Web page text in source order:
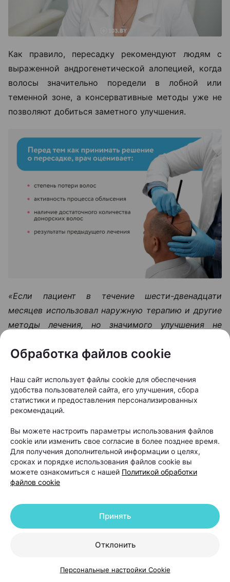
Как правило, пересадку рекомендуют людям с
выраженной андрогенетической алопецией, когда
волосы значительно поредели в лобной или
теменной зоне, а консервативные методы уже не
позволяют добиться заметного улучшения.
«Если пациент в течение шести-двенадцати
месяцев использовал наружную терапию и другие
методы лечения, но значимого улучшения не
волос как следующий этап», —объясняет Ольга
При этом важно понимать: пересадка
не устраняет причину
андрогенетической алопеции. Она
помогает восстановить густоту волос
в определенных зонах, но сам процесс
облысения может продолжаться.
Именно поэтому после операции работа с
волосами не заканчивается. В первые недели
рекомендации хирурга. Обычно пациентам
Обработка файлов cookie
Наш сайт использует файлы cookie для обеспечения
удобства пользователей сайта, его улучшения, сбора
статистики и предоставления персонализированных
рекомендаций.
Вы можете настроить параметры использования файлов
cookie или изменить свое согласие в более позднее время.
Для получения дополнительной информации о целях,
сроках и порядке использования файлов cookie вы
можете ознакомиться с нашей Политикой обработки
файлов cookie
Отклонить
Принять
Персональные настройки Cookie